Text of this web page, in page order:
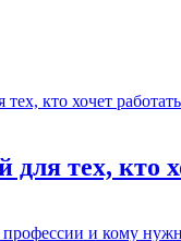
для тех, кто